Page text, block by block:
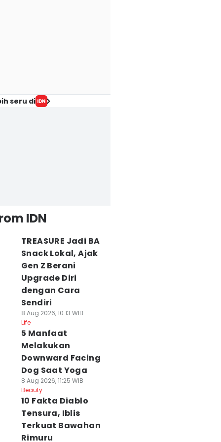
seru di
IDN
TREASURE Jadi BA
Snack Lokal, Ajak
Gen Z Berani
Upgrade Diri
dengan Cara
Sendiri
8 Aug 2026, 10:13 WIB
Life
5 Manfaat
Melakukan
Downward Facing
Dog Saat Yoga
8 Aug 2026, 11:25 WIB
Beauty
10 Fakta Diablo
Tensura, Iblis
Terkuat Bawahan
Rimuru